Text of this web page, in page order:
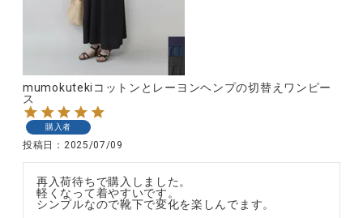
mumokutekiコットンとレーヨンヘンプの切替えワンピー
ス
購入者
投稿日 2025/07/09
再入荷待ちで購入しました。
軽くなって着やすいです。
シンプルなので靴下で変化を楽しんでます。